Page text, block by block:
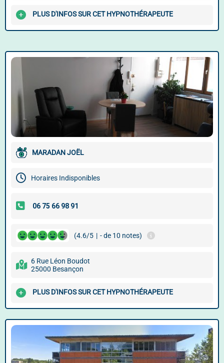
PLUS D'INFOS SUR CET HYPNOTHÉRAPEUTE
MARADAN JOËL
Horaires Indisponibles
(4.6/5 | - de 10 notes)
6 Rue Léon Boudot
25000 Besançon
PLUS D'INFOS SUR CET HYPNOTHÉRAPEUTE